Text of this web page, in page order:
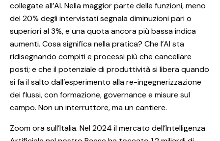
collegate all’AI. Nella maggior parte delle funzioni, meno
del 20% degli intervistati segnala diminuzioni pari o
superiori al 3%, e una quota ancora più bassa indica
aumenti. Cosa significa nella pratica? Che l’AI sta
ridisegnando compiti e processi più che cancellare
posti; e che il potenziale di produttività si libera quando
si fa il salto dall’esperimento alla re-ingegnerizzazione
dei flussi, con formazione, governance e misure sul
campo. Non un interruttore, ma un cantiere.
Zoom ora sull’Italia. Nel 2024 il mercato dell’Intelligenza